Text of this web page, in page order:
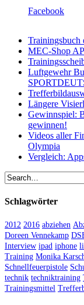
Facebook
Trainingsbuch
MEC-Shop
Luftgewehr
Längere
Gewinnspiel:
gewinnen!
Videos aller
Olympia
Vergleich:
Schlagwörter
2012 2016 abziehen
Doreen Vennekamp
Interview ipad iphone
Training Monika
Schnellfeuerpistole
technik techniktraining
Trainingsmittel